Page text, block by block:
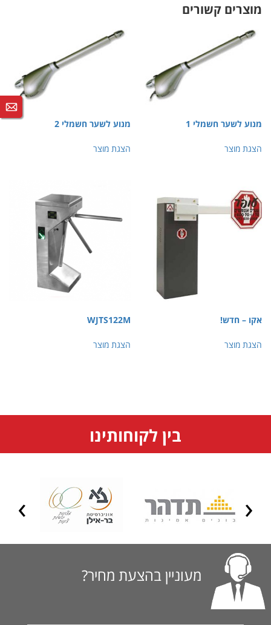
מוצרים קשורים
מנוע לשער חשמלי 1
הצגת מוצר
מנוע לשער חשמלי 2
הצגת מוצר
אקו – חדש!
הצגת מוצר
WJTS122M
הצגת מוצר
בין לקוחותינו
מעוניין בהצעת מחיר?